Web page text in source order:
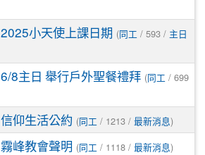
2025小天使上課日期 (同工 / 593 / 主日
6/8主日 舉行戶外聖餐禮拜 (同工 / 699
信仰生活公約 (同工 / 1213 /最新消息)
霧峰教會聲明 (同工 / 1118 /最新消息)